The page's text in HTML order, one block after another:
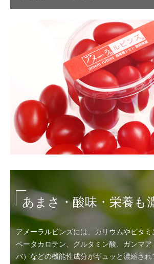
あまさ・酸味・栄養も
アメーラルビンズには、カリウムやビタミ
ベータカロテン、グルタミン酸、ガンマア
バ）などの機能性成分がギュッと濃縮され